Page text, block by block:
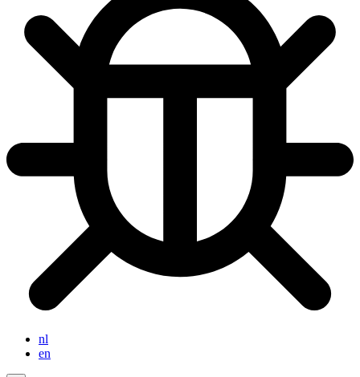
nl
en